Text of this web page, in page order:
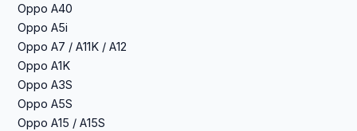
Oppo A40
Oppo A5i
Oppo A7 / A11K / A12
Oppo A1K
Oppo A3S
Oppo A5S
Oppo A15 / A15S